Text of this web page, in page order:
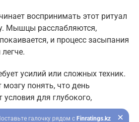
воспринимать этот ритуал
Мышцы расслабляются,
и процесс засыпания
усилий или сложных техник.
понять, что день
условия для глубокого,
галочку рядом с Finratings.kz